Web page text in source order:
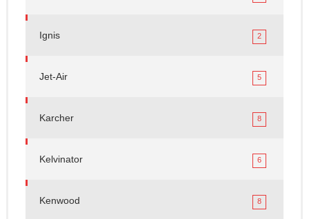
Ignis 2
Jet-Air 5
Karcher 8
Kelvinator 6
Kenwood 8